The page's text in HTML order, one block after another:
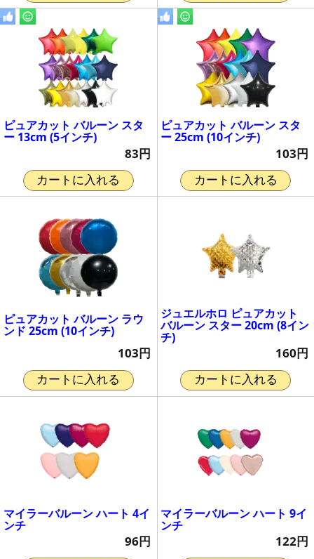
ピュアカット バルーン スタ
ー 13cm (5インチ)
83円
カートに入れる
ピュアカット バルーン スタ
ー 25cm (10インチ)
103円
カートに入れる
ピュアカット バルーン ラウ
ンド 25cm (10インチ)
103円
カートに入れる
ジュエルホロ ピュアカット
バルーン スター 20cm (8イン
チ)
160円
カートに入れる
マイラーバルーン ハート 4イ
ンチ
96円
マイラーバルーン ハート 9イ
ンチ
122円